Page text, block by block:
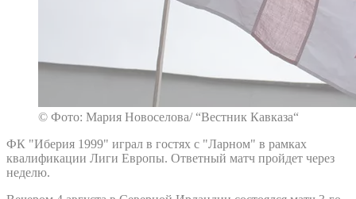
© Фото: Мария Новоселова/ “Вестник Кавказа“
ФК "Иберия 1999" играл в гостях с "Ларном" в рамках
квалификации Лиги Европы. Ответный матч пройдет через
неделю.